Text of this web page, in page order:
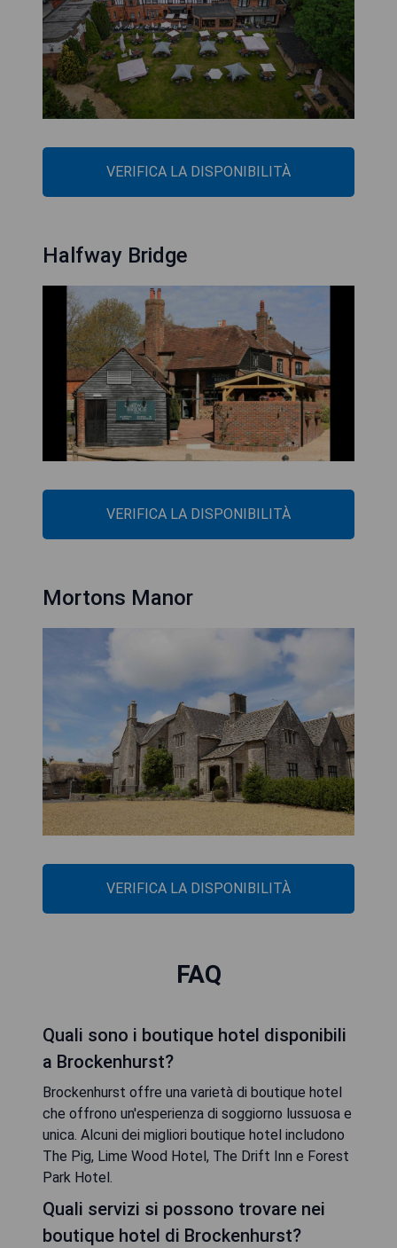
VERIFICA LA DISPONIBILITÀ
Halfway Bridge
VERIFICA LA DISPONIBILITÀ
Mortons Manor
VERIFICA LA DISPONIBILITÀ
FAQ
Quali sono i boutique hotel disponibili
a Brockenhurst?
Brockenhurst offre una varietà di boutique hotel
che offrono un'esperienza di soggiorno lussuosa e
unica. Alcuni dei migliori boutique hotel includono
The Pig, Lime Wood Hotel, The Drift Inn e Forest
Park Hotel.
Quali servizi si possono trovare nei
boutique hotel di Brockenhurst?